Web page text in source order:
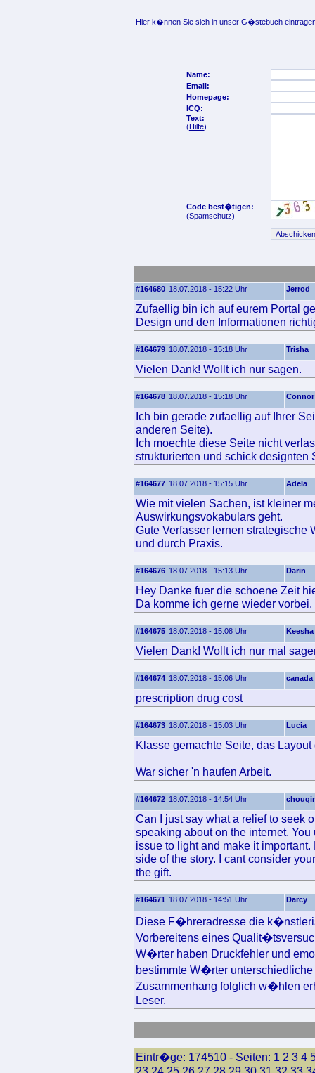
Hier k�nnen Sie sich in unser G�stebuch
Name:
Email:
Homepage:
ICQ:
Text:
(Hilfe)
Code best�tigen:
(Spamschutz)
#164680 18.07.2018 - 15:22 Uhr Jerrod
Zufaellig bin ich auf eurem Portal
Design und den Informationen
#164679 18.07.2018 - 15:18 Uhr Trisha
Vielen Dank! Wollt ich nur sagen.
#164678 18.07.2018 - 15:18 Uhr Connor
Ich bin gerade zufaellig auf Ihrer
anderen Seite).
Ich moechte diese Seite nicht
strukturierten und schick designten
#164677 18.07.2018 - 15:15 Uhr Adela
Wie mit vielen Sachen, ist kleiner
Auswirkungsvokabulars geht.
Gute Verfasser lernen strategische
und durch Praxis.
#164676 18.07.2018 - 15:13 Uhr Darin
Hey Danke fuer die schoene Zeit
Da komme ich gerne wieder vorbei.
#164675 18.07.2018 - 15:08 Uhr Keesha
Vielen Dank! Wollt ich nur mal
#164674 18.07.2018 - 15:06 Uhr
prescription drug cost
#164673 18.07.2018 - 15:03 Uhr Lucia
Klasse gemachte Seite, das
War sicher 'n haufen Arbeit.
#164672 18.07.2018 - 14:54 Uhr
Can I just say what a relief to seek
speaking about on the internet.
issue to light and make it
side of the story. I cant consider
the gift.
#164671 18.07.2018 - 14:51 Uhr Darcy
Diese F�hreradresse die
Vorbereitens eines
W�rter haben Druckfehler und
bestimmte W�rter
Zusammenhang folglich w�hlen
Leser.
Eintr�ge: 174510 - Seiten: 1 2 3 4